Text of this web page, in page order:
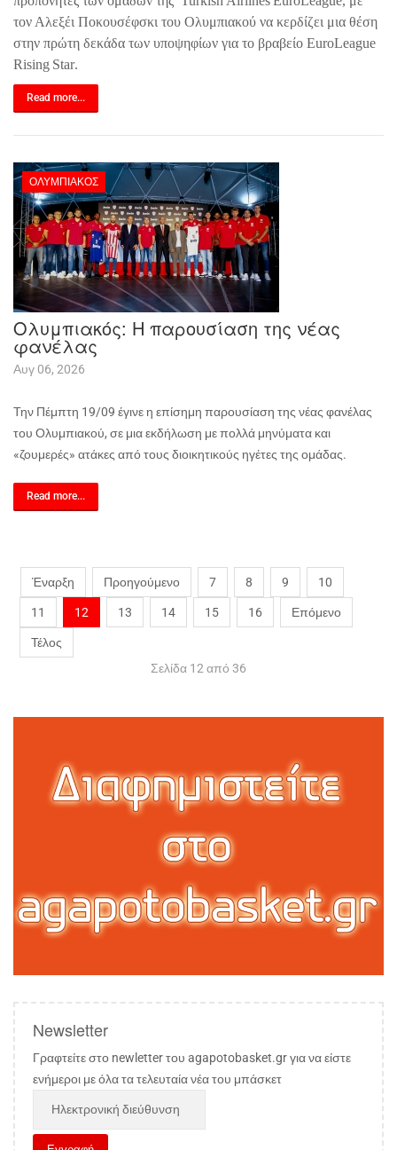
τον Αλεξέι Ποκουσέφσκι του Ολυμπιακού να κερδίζει μια θέση
στην πρώτη δεκάδα των υποψηφίων για το βραβείο EuroLeague
Rising Star.
Read more...
ΟΛΥΜΠΙΑΚΌΣ
Ολυμπιακός: Η παρουσίαση της νέας
φανέλας
Αυγ 06, 2026
Την Πέμπτη 19/09 έγινε η επίσημη παρουσίαση της νέας φανέλας
του Ολυμπιακού, σε μια εκδήλωση με πολλά μηνύματα και
«ζουμερές» ατάκες από τους διοικητικούς ηγέτες της ομάδας.
Read more...
Έναρξη Προηγούμενο 7 8 9 10
11 12 13 14 15 16 Επόμενο
Τέλος
Σελίδα 12 από 36
Newsletter
Γραφτείτε στο newletter του agapotobasket.gr για να είστε
ενήμεροι με όλα τα τελευταία νέα του μπάσκετ